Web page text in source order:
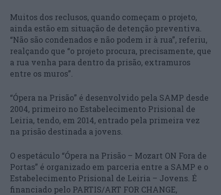
Muitos dos reclusos, quando começam o projeto,
ainda estão em situação de detenção preventiva.
“Não são condenados e não podem ir à rua”, referiu,
realçando que “o projeto procura, precisamente, que
a rua venha para dentro da prisão, extramuros
entre os muros”.
“Ópera na Prisão” é desenvolvido pela SAMP desde
2004, primeiro no Estabelecimento Prisional de
Leiria, tendo, em 2014, entrado pela primeira vez
na prisão destinada a jovens.
O espetáculo “Ópera na Prisão – Mozart ON Fora de
Portas” é organizado em parceria entre a SAMP e o
Estabelecimento Prisional de Leiria – Jovens. É
financiado pelo PARTIS/ART FOR CHANGE,